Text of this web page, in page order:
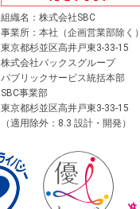
組織名：株式会社SBC
事業所：本社（企画営業部除く）
東京都杉並区高井戸東3-33-15
株式会社バックスグループ
パブリックサービス統括本部
SBC事業部
東京都杉並区高井戸東3-33-15
（適用除外：8.3 設計・開発）